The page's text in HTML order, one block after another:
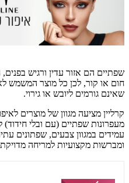
שפתיים הם אזור עדין ורגיש בפנים,
חום או קור, לכן כל מוצר המשמש
שאינם גורמים ליובש או גירוי.
קרליין מציעה מגוון של מוצרים
מעפרונות שפתיים (עם ובלי
עמידים במגוון צבעים, שפתונים
ומברשות מקצועיות למריחה